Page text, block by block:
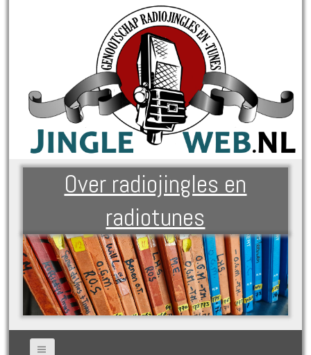
Over radiojingles en
radiotunes